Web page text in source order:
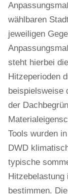
wählbaren
jeweiligen
steht hierbei
Hitzeperioden
beispielsweise
der
Tools wurden
DWD
typische
Hitzebelastung
bestimmen.